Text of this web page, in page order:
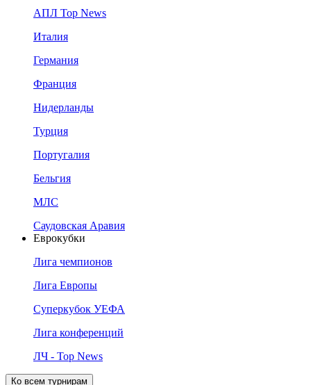
АПЛ Top News
Италия
Германия
Франция
Нидерланды
Турция
Португалия
Бельгия
МЛС
Саудовская Аравия
Еврокубки
Лига чемпионов
Лига Европы
Суперкубок УЕФА
Лига конференций
ЛЧ - Top News
Ко всем турнирам